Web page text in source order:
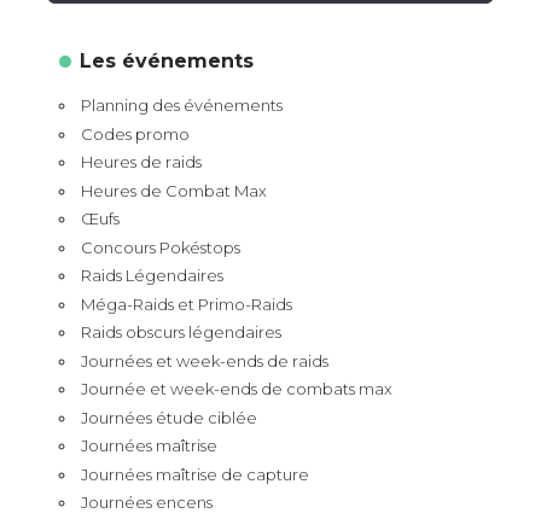
Les événements
Planning des événements
Codes promo
Heures de raids
Heures de Combat Max
Œufs
Concours Pokéstops
Raids Légendaires
Méga-Raids et Primo-Raids
Raids obscurs légendaires
Journées et week-ends de raids
Journée et week-ends de combats max
Journées étude ciblée
Journées maîtrise
Journées maîtrise de capture
Journées encens